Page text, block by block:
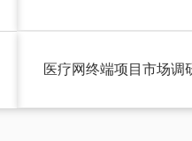
医疗网终端项目市场调
北京天坛医院院内防水